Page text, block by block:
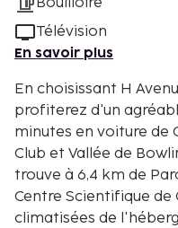
Télévision
En savoir plus
En choisissant H
profiterez d'un
minutes en voiture de
Club et Vallée de Bowling
trouve à 6,4 km de
Centre Scientifique de
climatisées de